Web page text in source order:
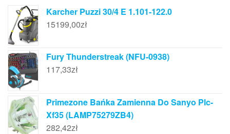
Karcher Puzzi 30/4 E 1.101-122.0
15199,00zł
Fury Thunderstreak (NFU-0938)
117,33zł
Primezone Bańka Zamienna Do Sanyo Plc-
Xf35 (LAMP75279ZB4)
282,42zł